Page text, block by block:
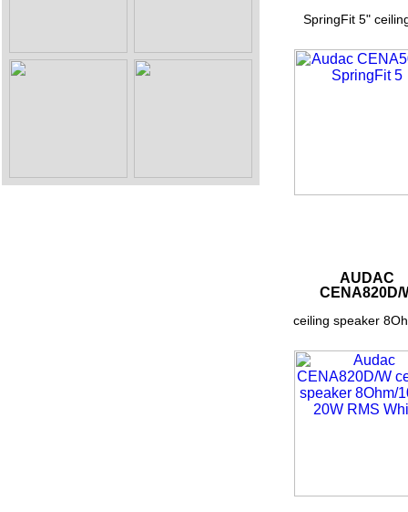
SpringFit 5"
AUDAC
CENA820D/
ceiling speaker